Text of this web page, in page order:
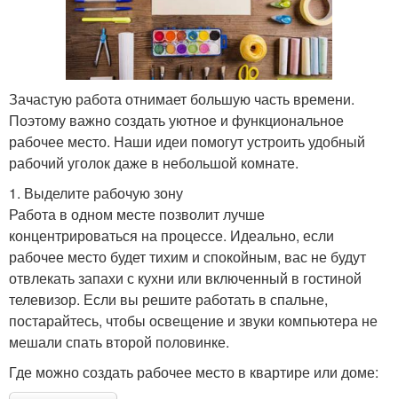
Зачастую работа отнимает большую часть времени.
Поэтому важно создать уютное и функциональное
рабочее место. Наши идеи помогут устроить удобный
рабочий уголок даже в небольшой комнате.
1. Выделите рабочую зону
Работа в одном месте позволит лучше
концентрироваться на процессе. Идеально, если
рабочее место будет тихим и спокойным, вас не будут
отвлекать запахи с кухни или включенный в гостиной
телевизор. Если вы решите работать в спальне,
постарайтесь, чтобы освещение и звуки компьютера не
мешали спать второй половинке.
Где можно создать рабочее место в квартире или доме: